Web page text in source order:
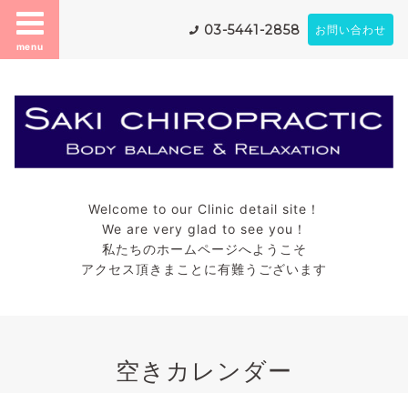
menu
03-5441-2858 お問い合わせ
Welcome to our Clinic detail site！
We are very glad to see you！
私たちのホームページへようこそ
アクセス頂きまことに有難うございます
空きカレンダー